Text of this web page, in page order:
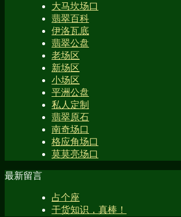
大马坎场口
翡翠百科
伊洛瓦底
翡翠公盘
老场区
新场区
小场区
平洲公盘
私人定制
翡翠原石
南奇场口
格应角场口
莫莫亮场口
最新留言
占个座
干货知识，真棒！